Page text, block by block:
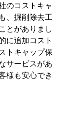
のコストキャ
、掘削除去工
とがありまし
に追加コスト
トキャップ保
サービスがあ
様も安心でき